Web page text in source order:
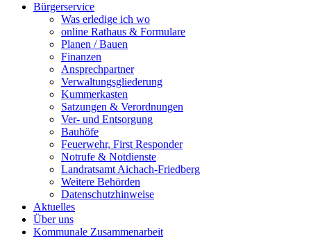
Bürgerservice
Was erledige ich wo
online Rathaus & Formulare
Planen / Bauen
Finanzen
Ansprechpartner
Verwaltungsgliederung
Kummerkasten
Satzungen & Verordnungen
Ver- und Entsorgung
Bauhöfe
Feuerwehr, First Responder
Notrufe & Notdienste
Landratsamt Aichach-Friedberg
Weitere Behörden
Datenschutzhinweise
Aktuelles
Über uns
Kommunale Zusammenarbeit